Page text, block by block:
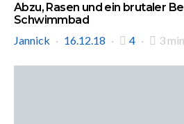
Abzu, Rasen und ein brutaler
Schwimmbad
Jannick
16.12.18 4 3 min